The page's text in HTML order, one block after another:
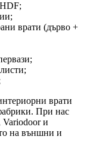
врати (дърво +
врати
При нас
Variodoor и
на външни и